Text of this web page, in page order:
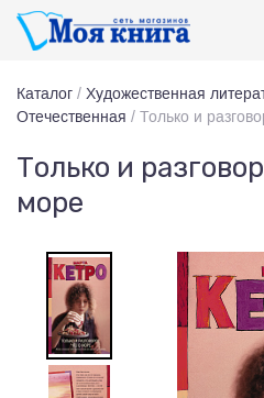
Каталог / Художественная
Отечественная / Только и
Только и
море